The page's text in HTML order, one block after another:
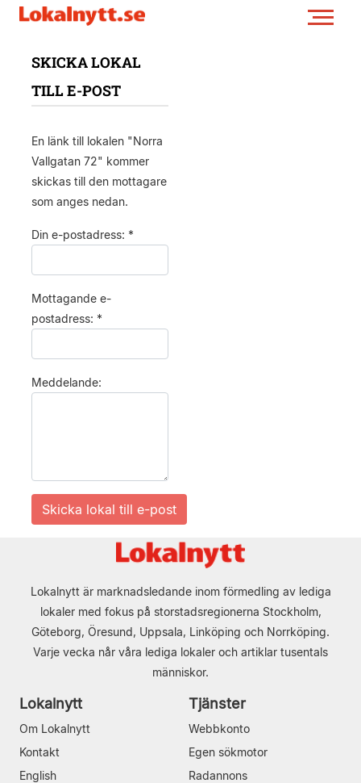
SKICKA LOKAL
TILL E-POST
En länk till lokalen "Norra
Vallgatan 72" kommer
skickas till den mottagare
som anges nedan.
Din e-postadress: *
Mottagande e-
postadress: *
Meddelande:
Lokalnytt är marknadsledande inom förmedling av lediga
lokaler med fokus på storstadsregionerna Stockholm,
Göteborg, Öresund, Uppsala, Linköping och Norrköping.
Varje vecka når våra lediga lokaler och artiklar tusentals
människor.
Lokalnytt
Om Lokalnytt
Kontakt
English
Tjänster
Webbkonto
Egen sökmotor
Radannons